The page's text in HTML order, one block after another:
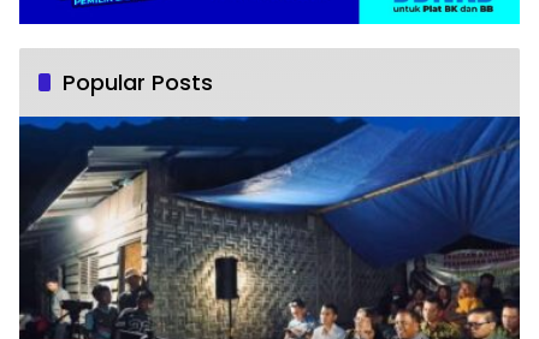
Popular Posts